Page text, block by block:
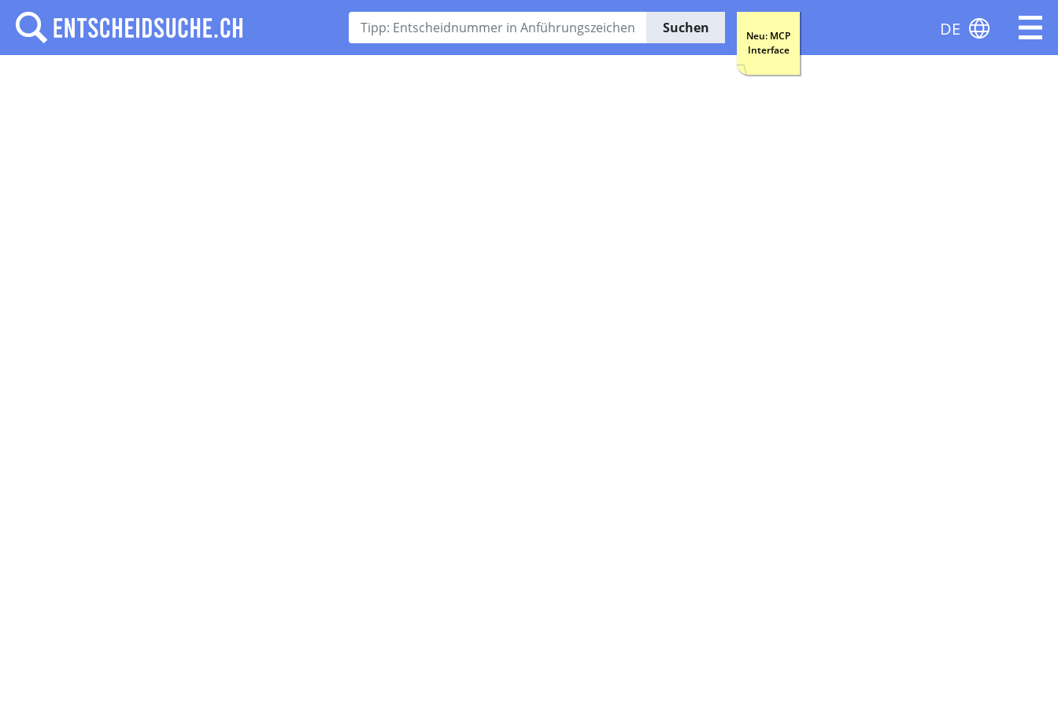
Suchen
Neu: MCP
Interface
DE